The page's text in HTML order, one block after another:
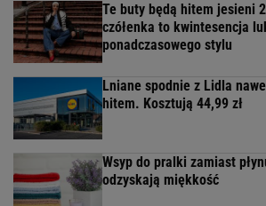
Te buty będą hitem jesieni
czółenka to kwintesencja
ponadczasowego stylu
Lniane spodnie z Lidla
hitem. Kosztują 44,99 zł
Wsyp do pralki zamiast
odzyskają miękkość